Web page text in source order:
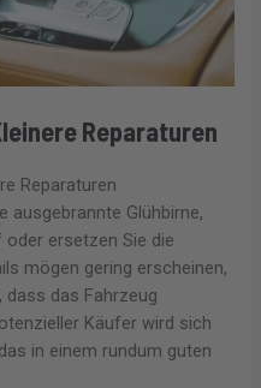
Reparaturen
Reparaturen
ausgebrannte Glühbirne,
ersetzen Sie die
mögen gering erscheinen,
dass das Fahrzeug
Käufer wird sich
in einem rundum guten